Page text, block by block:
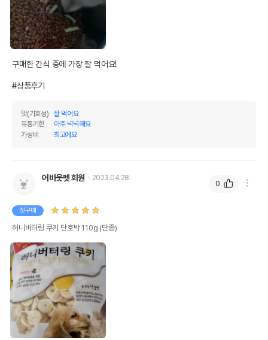
구매한 간식 중에 가장 잘 먹어요!
#상품후기
맛(기호성)
잘 먹어요
유통기한
아주 넉넉해요
가성비
최고에요
어바웃펫 회원 2023.04.28
첫구매
허니버터링 쿠키 단호박 110g (단종)
0